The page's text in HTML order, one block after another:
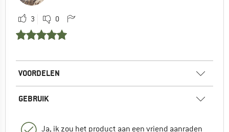
3 0
VOORDELEN
GEBRUIK
Ja, ik zou het product aan een vriend aanraden